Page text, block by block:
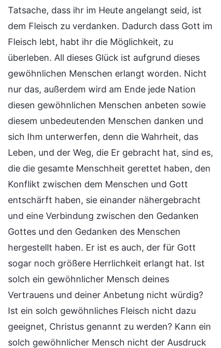
Tatsache, dass ihr im Heute angelangt seid, ist
dem Fleisch zu verdanken. Dadurch dass Gott im
Fleisch lebt, habt ihr die Möglichkeit, zu
überleben. All dieses Glück ist aufgrund dieses
gewöhnlichen Menschen erlangt worden. Nicht
nur das, außerdem wird am Ende jede Nation
diesen gewöhnlichen Menschen anbeten sowie
diesem unbedeutenden Menschen danken und
sich Ihm unterwerfen, denn die Wahrheit, das
Leben, und der Weg, die Er gebracht hat, sind es,
die die gesamte Menschheit gerettet haben, den
Konflikt zwischen dem Menschen und Gott
entschärft haben, sie einander nähergebracht
und eine Verbindung zwischen den Gedanken
Gottes und den Gedanken des Menschen
hergestellt haben. Er ist es auch, der für Gott
sogar noch größere Herrlichkeit erlangt hat. Ist
solch ein gewöhnlicher Mensch deines
Vertrauens und deiner Anbetung nicht würdig?
Ist ein solch gewöhnliches Fleisch nicht dazu
geeignet, Christus genannt zu werden? Kann ein
solch gewöhnlicher Mensch nicht der Ausdruck